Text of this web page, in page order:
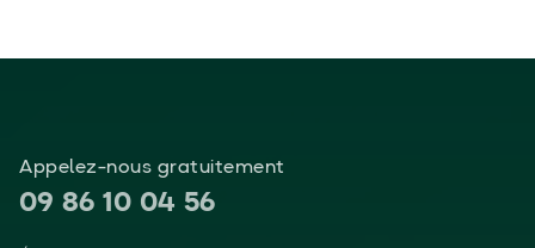
Appelez-nous gratuitement
09 86 10 04 56